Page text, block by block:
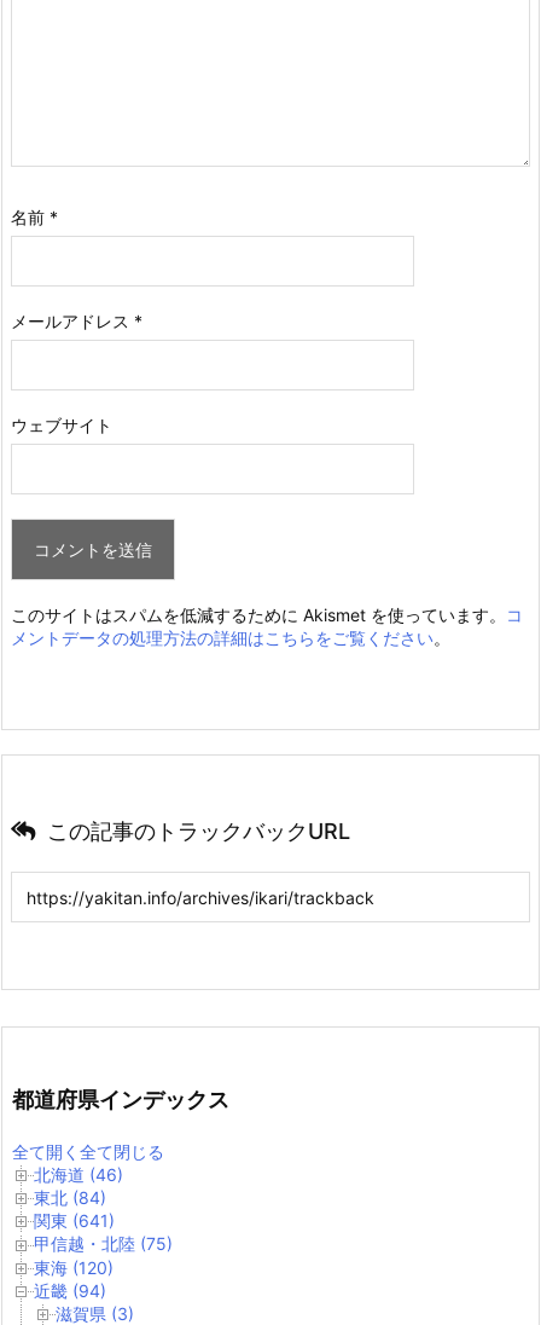
名前 *
メールアドレス *
ウェブサイト
このサイトはスパムを低減するために Akismet を使っています。
コ
メントデータの処理方法の詳細はこちらをご覧ください。
この記事のトラックバックURL
都道府県インデックス
全て開く 全て閉じる
北海道 (46)
東北 (84)
関東 (641)
甲信越・北陸 (75)
東海 (120)
近畿 (94)
滋賀県 (3)